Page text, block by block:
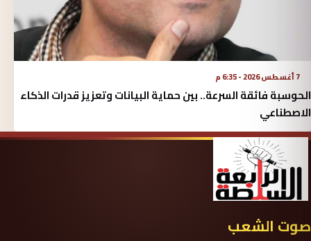
7 أغسطس 2026 - 6:35 م
الحوسبة فائقة السرعة.. بين حماية البيانات وتعزيز قدرات الذكاء
الاصطناعي
صوت الشعب